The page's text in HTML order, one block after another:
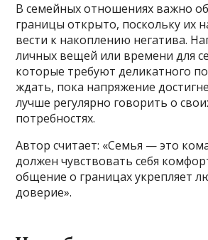
В семейных отношениях важно
границы открыто, поскольку их
вести к накоплению негатива.
личных вещей или времени для
которые требуют деликатного
ждать, пока напряжение
лучше регулярно говорить о
потребностях.
Автор считает: «Семья — это
должен чувствовать себя
общение о границах укрепляет
доверие».